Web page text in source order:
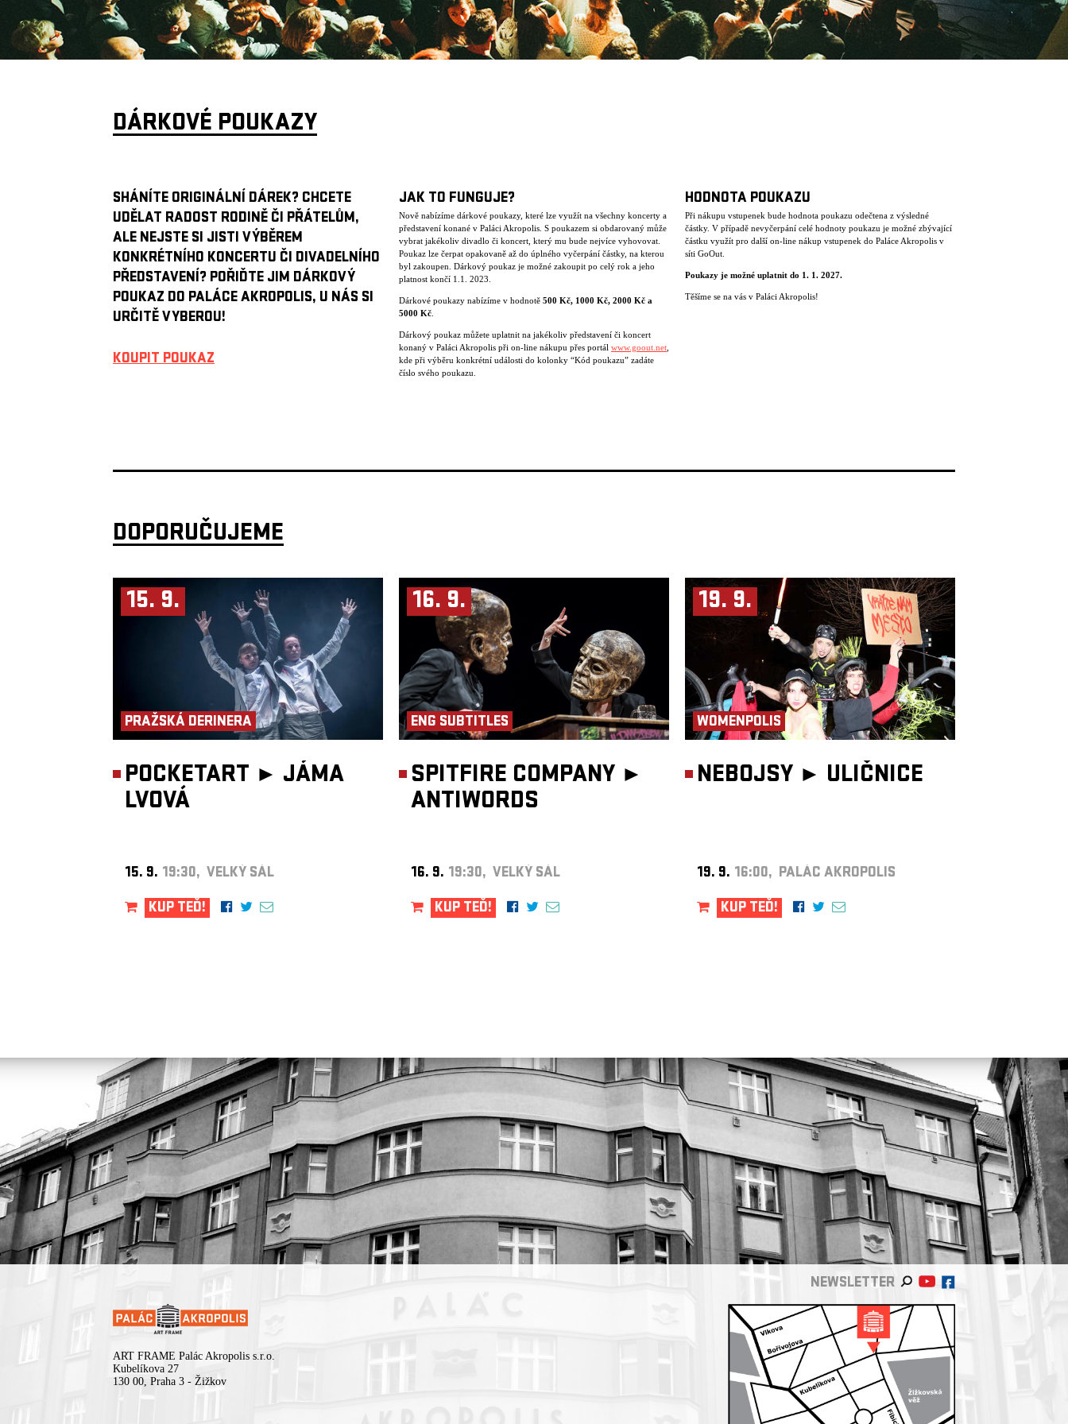
DÁRKOVÉ POUKAZY
SHÁNÍTE ORIGINÁLNÍ DÁREK? CHCETE
UDĚLAT RADOST RODINĚ ČI PŘÁTELŮM,
ALE NEJSTE SI JISTI VÝBĚREM
KONKRÉTNÍHO KONCERTU ČI DIVADELNÍHO
PŘEDSTAVENÍ? POŘIĎTE JIM DÁRKOVÝ
POUKAZ DO PALÁCE AKROPOLIS, U NÁS SI
URČITĚ VYBEROU!
KOUPIT POUKAZ
JAK TO FUNGUJE?
Nově nabízíme dárkové poukazy, které lze využít na všechny koncerty a
představení konané v Paláci Akropolis. S poukazem si obdarovaný může
vybrat jakékoliv divadlo či koncert, který mu bude nejvíce vyhovovat.
Poukaz lze čerpat opakovaně až do úplného vyčerpání částky, na kterou
byl zakoupen. Dárkový poukaz je možné zakoupit po celý rok a jeho
platnost končí 1.1. 2023.
Dárkové poukazy nabízíme v hodnotě 500 Kč, 1000 Kč, 2000 Kč a
5000 Kč
Dárkový poukaz můžete uplatnit na jakékoliv představení či koncert
konaný v Paláci Akropolis při on-line nákupu přes portál www.goout.net
kde při výběru konkrétní události do kolonky “Kód poukazu” zadáte
číslo svého poukazu.
HODNOTA POUKAZU
Při nákupu vstupenek bude hodnota poukazu odečtena z výsledné
částky. V případě nevyčerpání celé hodnoty poukazu je možné zbývající
částku využít pro další on-line nákup vstupenek do Paláce Akropolis v
síti GoOut.
Poukazy je možné uplatnit do 1. 1. 2027.
Těšíme se na vás v Paláci Akropolis!
DOPORUČUJEME
15. 9.
PRAŽSKÁ DERINERA
POCKETART ► JÁMA
LVOVÁ
15. 9. 19:30, VELKÝ SÁL
KUP TEĎ!
16. 9.
ENG SUBTITLES
SPITFIRE COMPANY ►
ANTIWORDS
16. 9. 19:30, VELKÝ SÁL
KUP TEĎ!
19. 9.
WOMENPOLIS
NEBOJSY ► ULIČNICE
19. 9. 16:00, PALÁC AKROPOLIS
KUP TEĎ!
NEWSLETTER
ART FRAME Palác Akropolis s.r.o.
Kubelíkova 27
130 00, Praha 3 - Žižkov